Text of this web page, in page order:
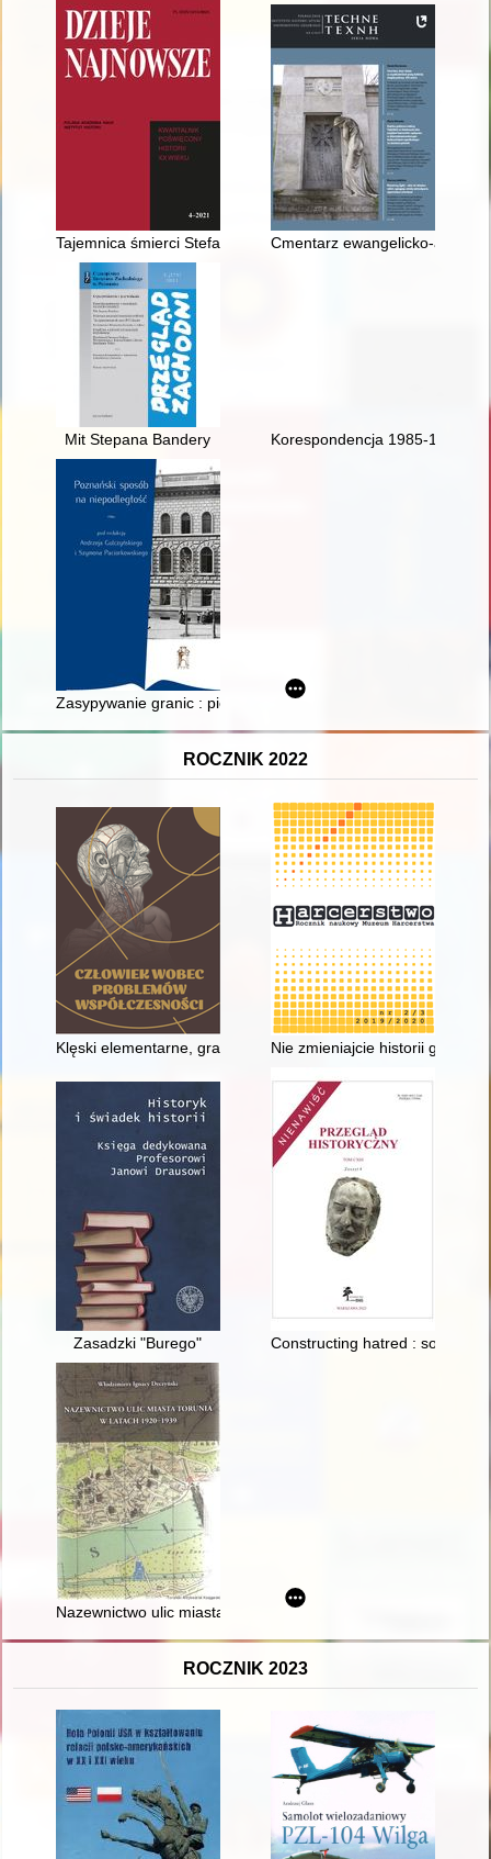
Tajemnica śmierci Stefana Starzyńskiego - recenzja]
Cmentarz ewangelicko-
Mit Stepana Bandery Korespondencja 1985-1988 :
Zasypywanie granic : pierwsze lata niepodległości w Drugiej
ROCZNIK 2022
Klęski elementarne, grabieże i przemarsze wojsk na kartach
Nie zmieniajcie historii
Zasadzki "Burego" Constructing hatred : so-
Nazewnictwo ulic miasta Torunia w latach 1920-1939
ROCZNIK 2023